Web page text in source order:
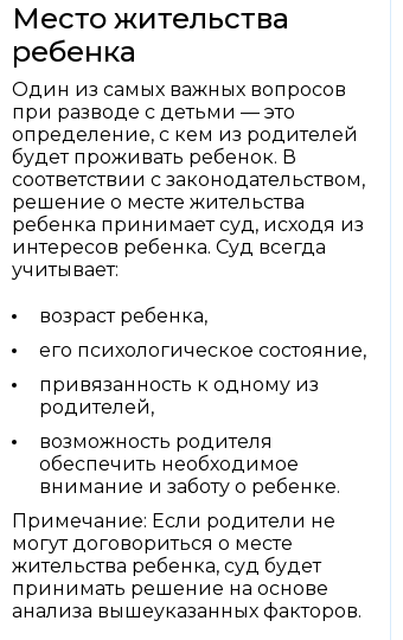
Место жительства
ребенка
Один из самых важных вопросов
при разводе с детьми — это
определение, с кем из родителей
будет проживать ребенок. В
соответствии с законодательством,
решение о месте жительства
ребенка принимает суд, исходя из
интересов ребенка. Суд всегда
учитывает:
возраст ребенка,
его психологическое состояние,
привязанность к одному из
родителей,
возможность родителя
обеспечить необходимое
внимание и заботу о ребенке.
Примечание: Если родители не
могут договориться о месте
жительства ребенка, суд будет
принимать решение на основе
анализа вышеуказанных факторов.